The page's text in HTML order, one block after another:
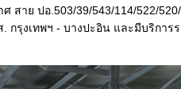
สาย ปอ.503/39/543/114/522/
กรุงเทพฯ - บางปะอิน และมีบริการ